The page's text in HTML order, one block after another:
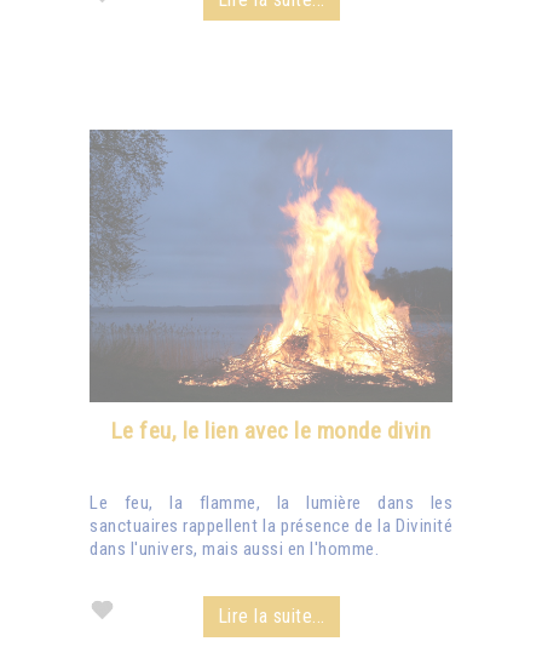
Le feu, le lien avec le monde divin
Le feu, la flamme, la lumière dans les
sanctuaires rappellent la présence de la Divinité
dans l'univers, mais aussi en l'homme.
Lire la suite...